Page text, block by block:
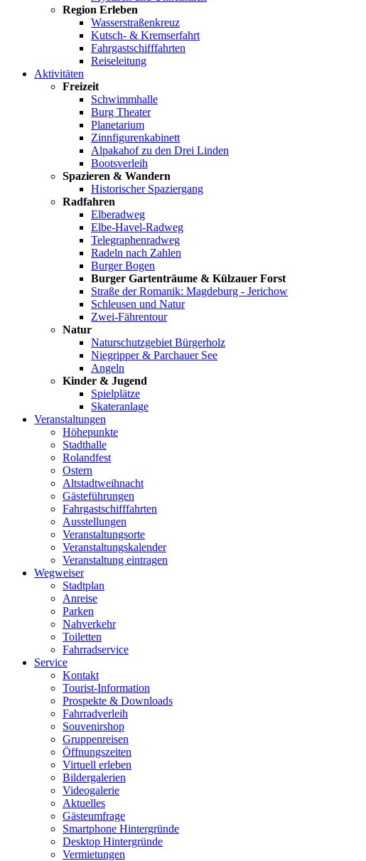
Region Erleben
Wasserstraßenkreuz
Kutsch- & Kremserfahrt
Fahrgastschifffahrten
Reiseleitung
Aktivitäten
Freizeit
Schwimmhalle
Burg Theater
Planetarium
Zinnfigurenkabinett
Alpakahof zu den Drei Linden
Bootsverleih
Spazieren & Wandern
Historischer Spaziergang
Radfahren
Elberadweg
Elbe-Havel-Radweg
Telegraphenradweg
Radeln nach Zahlen
Burger Bogen
Burger Gartenträume & Külzauer Forst
Straße der Romanik: Magdeburg - Jerichow
Schleusen und Natur
Zwei-Fährentour
Natur
Naturschutzgebiet Bürgerholz
Niegripper & Parchauer See
Angeln
Kinder & Jugend
Spielplätze
Skateranlage
Veranstaltungen
Höhepunkte
Stadthalle
Rolandfest
Ostern
Altstadtweihnacht
Gästeführungen
Fahrgastschifffahrten
Ausstellungen
Veranstaltungsorte
Veranstaltungskalender
Veranstaltung eintragen
Wegweiser
Stadtplan
Anreise
Parken
Nahverkehr
Toiletten
Fahrradservice
Service
Kontakt
Tourist-Information
Prospekte & Downloads
Fahrradverleih
Souvenirshop
Gruppenreisen
Öffnungszeiten
Virtuell erleben
Bildergalerien
Videogalerie
Aktuelles
Gästeumfrage
Smartphone Hintergründe
Desktop Hintergründe
Vermietungen